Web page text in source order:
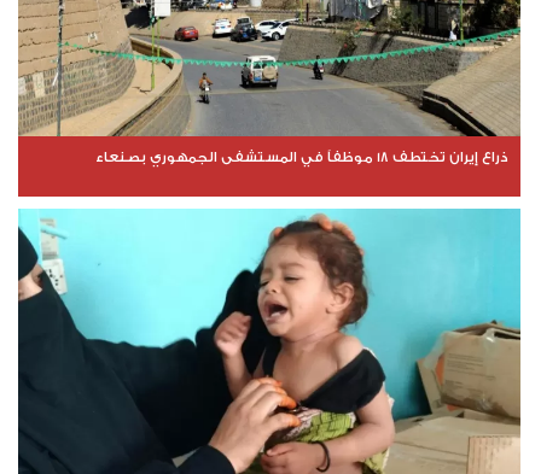
ذراع إيران تختطف 18 موظفاً في المستشفى الجمهوري بصنعاء